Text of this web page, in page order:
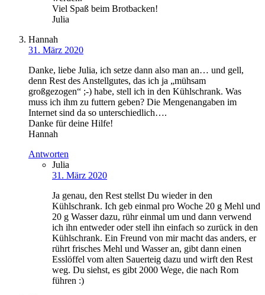
Viel Spaß beim Brotbacken!
Julia
Hannah
31. März 2020
Danke, liebe Julia, ich setze dann also man an… und gell,
denn Rest des Anstellgutes, das ich ja „mühsam
großgezogen“ ;-) habe, stell ich in den Kühlschrank. Was
muss ich ihm zu futtern geben? Die Mengenangaben im
Internet sind da so unterschiedlich….
Danke für deine Hilfe!
Hannah
Antworten
Julia
31. März 2020
Ja genau, den Rest stellst Du wieder in den
Kühlschrank. Ich geb einmal pro Woche 20 g Mehl und
20 g Wasser dazu, rühr einmal um und dann verwend
ich ihn entweder oder stell ihn einfach so zurück in den
Kühlschrank. Ein Freund von mir macht das anders, er
rührt frisches Mehl und Wasser an, gibt dann einen
Esslöffel vom alten Sauerteig dazu und wirft den Rest
weg. Du siehst, es gibt 2000 Wege, die nach Rom
führen :)